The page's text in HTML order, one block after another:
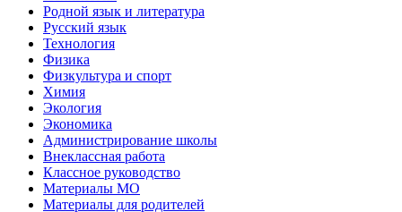
Родной язык и литература
Русский язык
Технология
Физика
Физкультура и спорт
Химия
Экология
Экономика
Администрирование школы
Внеклассная работа
Классное руководство
Материалы МО
Материалы для родителей